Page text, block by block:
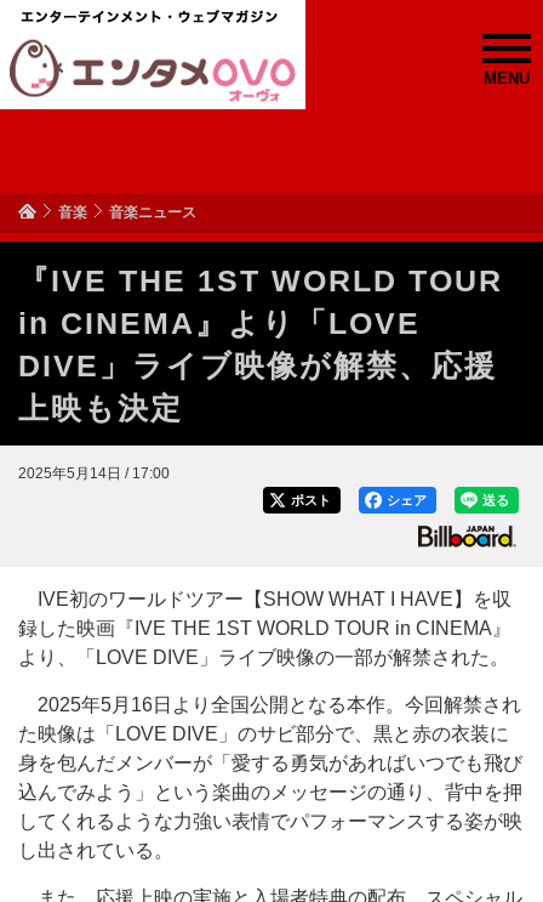
MENU
音楽 音楽ニュース
『IVE THE 1ST WORLD TOUR
in CINEMA』より「LOVE
DIVE」ライブ映像が解禁、応援
上映も決定
2025年5月14日 / 17:00
送る
シェア
ポスト
IVE初のワールドツアー【SHOW WHAT I HAVE】を収
録した映画『IVE THE 1ST WORLD TOUR in CINEMA』
より、「LOVE DIVE」ライブ映像の一部が解禁された。
2025年5月16日より全国公開となる本作。今回解禁され
た映像は「LOVE DIVE」のサビ部分で、黒と赤の衣装に
身を包んだメンバーが「愛する勇気があればいつでも飛び
込んでみよう」という楽曲のメッセージの通り、背中を押
してくれるような力強い表情でパフォーマンスする姿が映
し出されている。
また、応援上映の実施と入場者特典の配布、スペシャル